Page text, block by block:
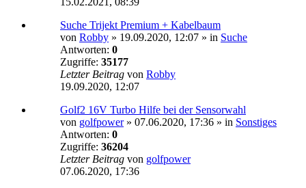
Suche Trijekt Premium + Kabelbaum
von Robby » 19.09.2020, 12:07 » in Suche
Antworten: 0
Zugriffe: 35177
Letzter Beitrag von Robby
19.09.2020, 12:07
Golf2 16V Turbo Hilfe bei der Sensorwahl
von golfpower» 07.06.2020, 17:36 » in Sonstiges
Antworten: 0
Zugriffe: 36204
Letzter Beitrag von golfpower
07.06.2020, 17:36